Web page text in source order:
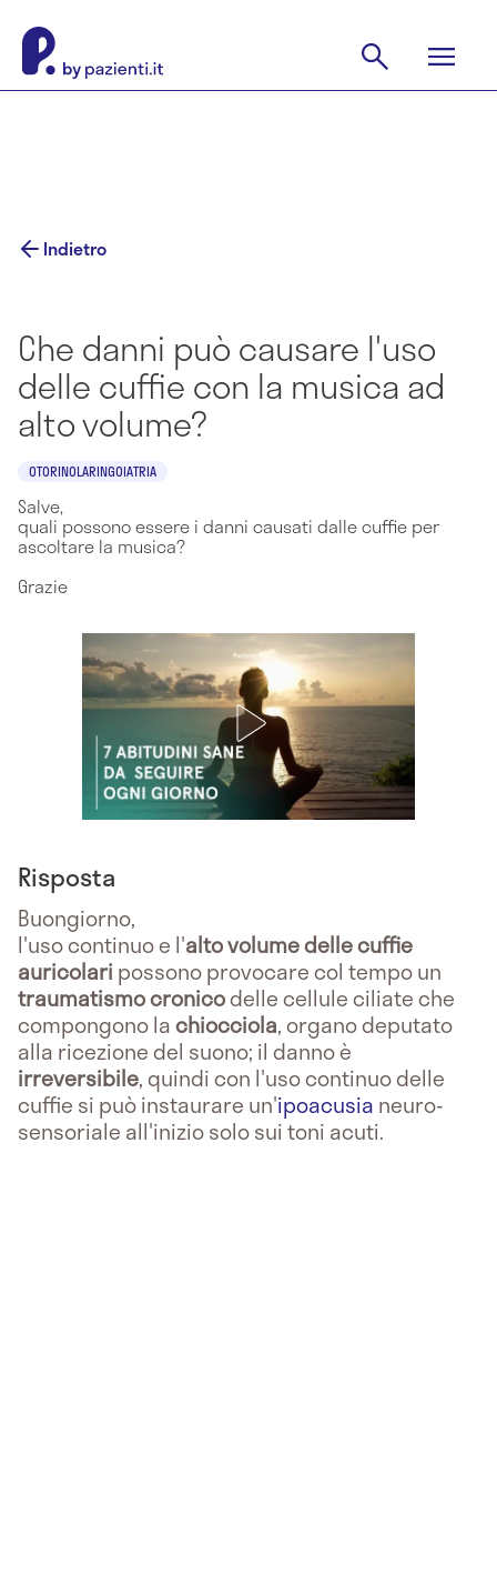
Indietro
Che danni può causare l'uso
delle cuffie con la musica ad
alto volume?
OTORINOLARINGOIATRIA
Salve,
quali possono essere i danni causati dalle cuffie per
ascoltare la musica?
Grazie
Risposta
Buongiorno,
l'uso continuo e l'alto volume delle cuffie
auricolari possono provocare col tempo un
traumatismocronicodelle cellule ciliate che
compongono lachiocciola, organo deputato
alla ricezione del suono; il danno è
irreversibile, quindi con l'uso continuo delle
cuffie si può instaurare un'ipoacusia neuro-
sensoriale all'inizio solo sui toni acuti.